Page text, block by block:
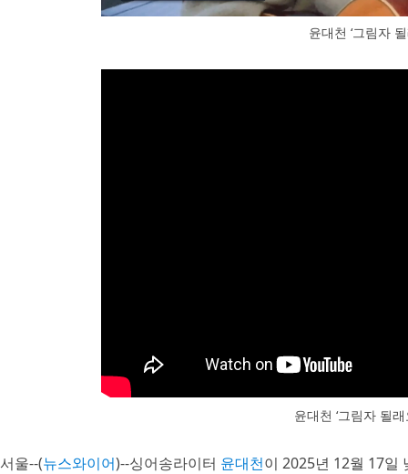
윤대천 ‘그림자
윤대천 ‘그림자 될
서울--(뉴스와이어)--싱어송라이터 윤대천이 2025년 12월 17일